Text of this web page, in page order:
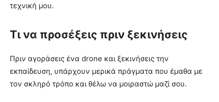
τεχνική μου.
Τι να προσέξεις πριν ξεκινήσεις
Πριν αγοράσεις ένα drone και ξεκινήσεις την
εκπαίδευση, υπάρχουν μερικά πράγματα που έμαθα με
τον σκληρό τρόπο και θέλω να μοιραστώ μαζί σου.